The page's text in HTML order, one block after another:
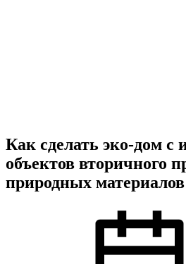
Как сделать эко-дом с
объектов вторичного
природных материалов